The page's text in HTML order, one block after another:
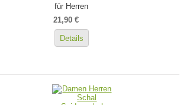
für Herren
21,90 €
Details